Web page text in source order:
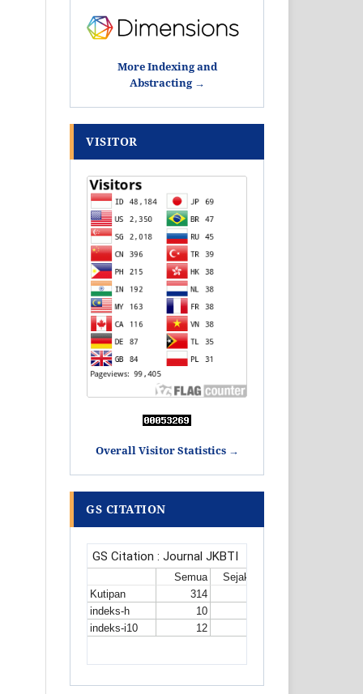
More Indexing and
Abstracting →
VISITOR
Overall Visitor Statistics →
GS CITATION